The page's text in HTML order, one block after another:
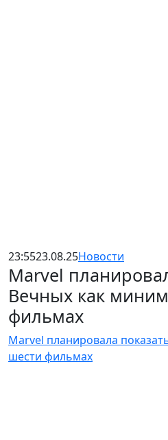
23:5523.08.25Новости
Marvel
Вечных как
фильмах
Marvel планировала
шести фильмах